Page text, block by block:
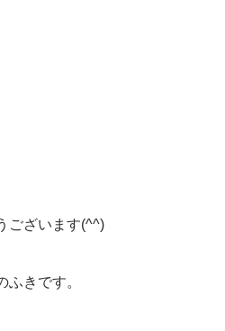
ございます(^^)
ふきです。